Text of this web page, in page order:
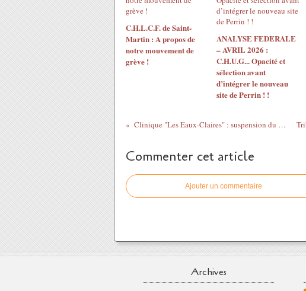
C.H.L.C.F. de Saint-
Martin : A propos de
notre mouvement de
grève !
ANALYSE FEDERALE
– AVRIL 2026 :
C.H.U.G... Opacité et
sélection avant
d’intégrer le nouveau
site de Perrin ! !
Clinique "Les Eaux-Claires" : suspension du mouvement du personnel.
Commenter cet article
Ajouter un commentaire
Archives